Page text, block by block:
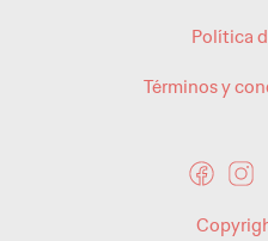
Política
Términos y